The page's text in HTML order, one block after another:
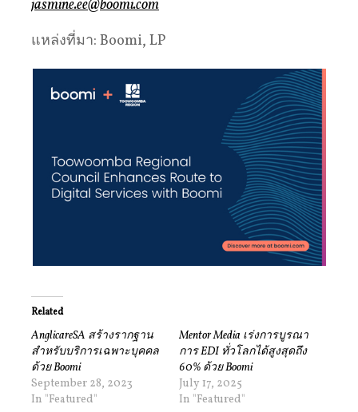
jasmine.ee@boomi.com
แหล่งที่มา: Boomi, LP
Related
AnglicareSA สร้างรากฐาน
สำหรับบริการเฉพาะบุคคล
ด้วย Boomi
September 28, 2023
In "Featured"
Mentor Media เร่งการบูรณา
การ EDI ทั่วโลกได้สูงสุดถึง
60% ด้วย Boomi
July 17, 2025
In "Featured"